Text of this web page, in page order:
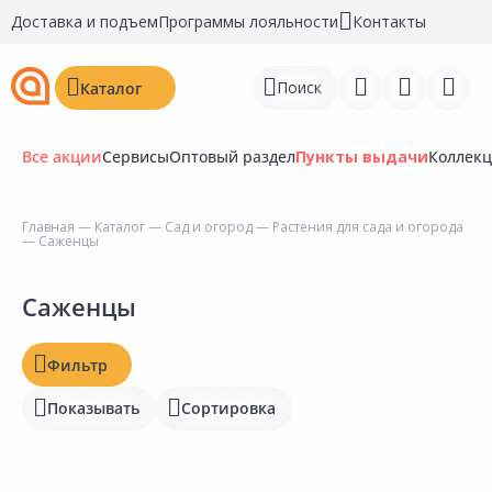
Доставка и подъемПрограммы лояльности Контакты
Каталог Поиск
Все акцииСервисыОптовый разделПункты выдачи
Главная — Каталог— Сад и огород— Растения для сада и огорода
— Саженцы
Саженцы
Статус
Отзывы
Фильтр
Показывать Сортировка